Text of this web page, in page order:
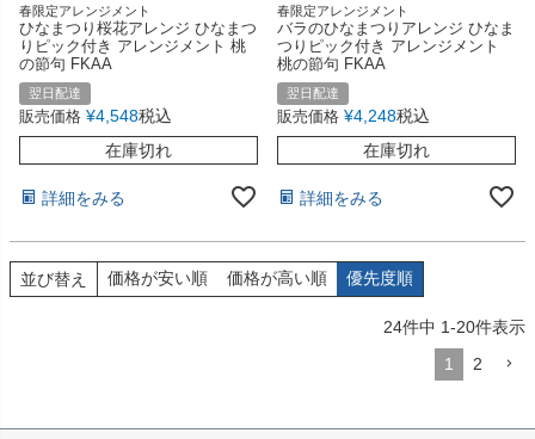
春限定アレンジメント
ひなまつり桜花アレンジ ひなまつ
りピック付き アレンジメント 桃
の節句 FKAA
翌日配達
販売価格 ¥4,548税込
在庫切れ
詳細をみる
春限定アレンジメント
バラのひなまつりアレンジ ひなま
つりピック付き アレンジメント
桃の節句 FKAA
翌日配達
販売価格 ¥4,248税込
在庫切れ
詳細をみる
並び替え 価格が安い順 価格が高い順 優先度順
24件中 1-20件表示
1
2